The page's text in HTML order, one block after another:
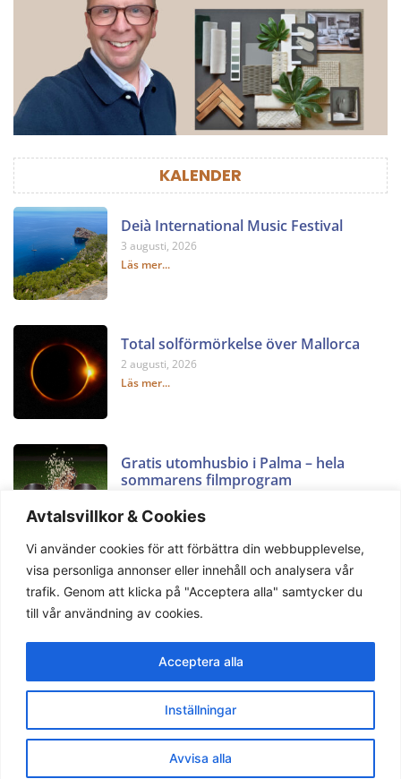
Avtalsvillkor & Cookies
Vi använder cookies för att förbättra din webbupplevelse,
visa personliga annonser eller innehåll och analysera vår
trafik. Genom att klicka på "Acceptera alla" samtycker du
till vår användning av cookies.
Inställningar
Avvisa alla
Acceptera alla
KALENDER
Deià International Music Festival
3 augusti, 2026
Läs mer...
Total solförmörkelse över Mallorca
2 augusti, 2026
Läs mer...
Gratis utomhusbio i Palma – hela
sommarens filmprogram
Läs mer...
Copyright © 2023 Mallorca Nyheter. All rights reserved.